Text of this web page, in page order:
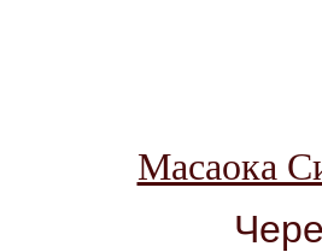
Масаока